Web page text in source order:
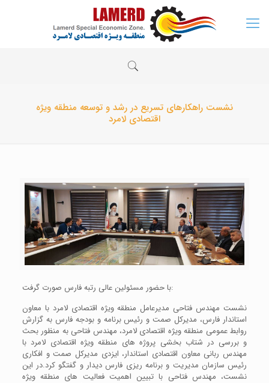
نشست راهکارهای تسریع در رشد و توسعه منطقه ویژه
اقتصادی لامرد
با حضور مسئولین عالی رتبه فارس صورت گرفت:
نشست مهندس فتاحی مدیرعامل منطقه ویژه اقتصادی لامرد با معاون
استاندار فارس، مدیرکل صمت و رئیس برنامه و بودجه فارس به گزارش
روابط عمومی منطقه ویژه اقتصادی لامرد، مهندس فتاحی به منظور بحث
و بررسی در شتاب بخشی پروژه های منطقه ویژه اقتصادی لامرد با
مهندس ربانی معاون اقتصادی استاندار، ایزدی مدیرکل صمت و افکاری
رئیس سازمان مدیریت و برنامه ریزی فارس دیدار و گفتگو کرد.در این
نشست، مهندس فتاحی با تبیین اهمیت فعالیت های منطقه ویژه